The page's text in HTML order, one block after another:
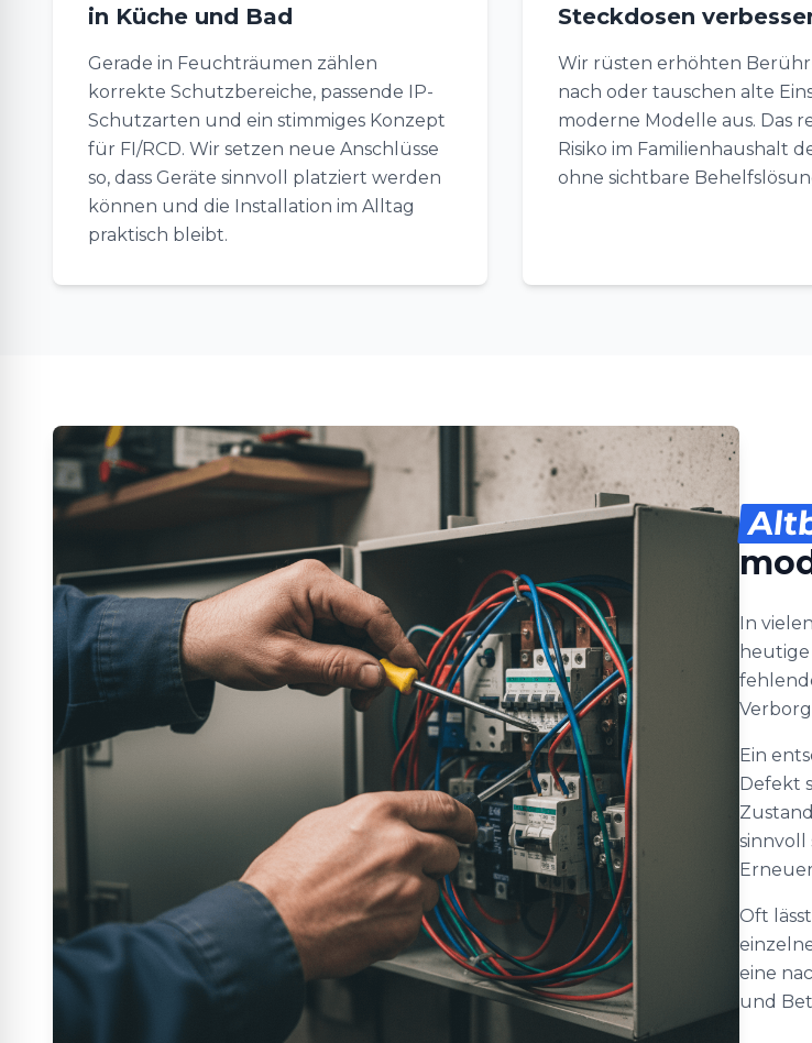
in Küche und Bad
Gerade in Feuchträumen zählen
korrekte Schutzbereiche, passende IP-
Schutzarten und ein stimmiges Konzept
für FI/RCD. Wir setzen neue Anschlüsse
so, dass Geräte sinnvoll platziert werden
können und die Installation im Alltag
praktisch bleibt.
Steckdosen
Wir rüsten erhöhten
nach oder tauschen alte
moderne Modelle aus. Das
Risiko im Familienhaushalt
ohne sichtbare
In
Ein
Defekt
sinnvoll
Oft
eine
und